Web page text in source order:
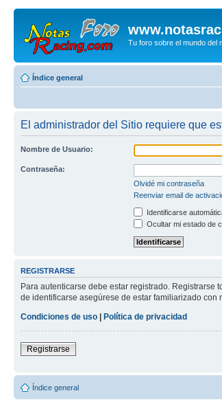
Tu foro sobre el mundo del
Índice general
El administrador del Sitio requiere que
Nombre de Usuario:
Contraseña:
Olvidé mi contraseña
Reenviar email de
Identificarse
Ocultar mi estado de
REGISTRARSE
Para autenticarse debe estar registrado.
de identificarse asegúrese de estar familiarizado
Condiciones de uso
Política de privacidad
Registrarse
Índice general